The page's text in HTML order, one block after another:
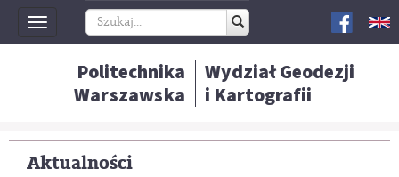
Toggle
navigation
Politechnika
Warszawska
Wydział Geodezji
i Kartografii
Aktualności